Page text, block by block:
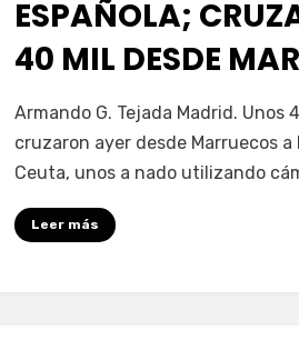
ESPAÑOLA;
40 MIL DESDE
porFernando Miranda Servín
Armando G. Tejada Madrid. Unos
cruzaron ayer desde Marruecos
Ceuta, unos a nado utilizando
Leer más